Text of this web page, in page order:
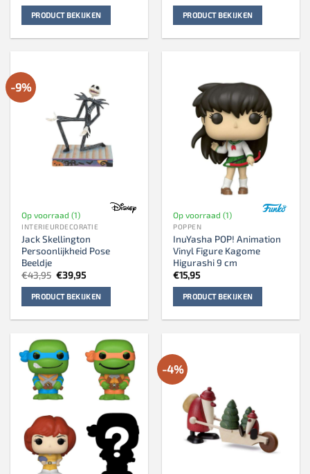
PRODUCT BEKIJKEN PRODUCT BEKIJKEN
-9%
Op voorraad (1)
INTERIEURDECORATIE
Jack Skellington
Persoonlijkheid Pose
Beeldje
€43,95 Oorspronkelijke
prijs
was:
€43,95.
€39,95Huidige
is:
€39,95.
PRODUCT BEKIJKEN
Op voorraad (1)
POPPEN
InuYasha POP! Animation
Vinyl Figure Kagome
Higurashi 9 cm
€15,95
PRODUCT BEKIJKEN
-4%